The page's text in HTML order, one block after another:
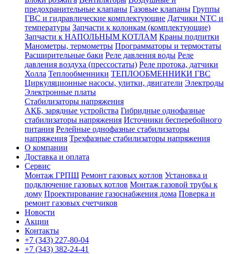
предохранительные клапаны Газовые клапаны Группы
ГВС и гидравлические комплектующие Датчики NTC и
температуры Запчасти к колонкам (комплектующие)
Запчасти к НАПОЛЬНЫМ КОТЛАМ Краны подпитки
Манометры, термометры Программаторы и термостаты
Расширительные баки Реле давления воды Реле
давления воздуха (прессостаты) Реле протока, датчики
Холла Теплообменники ТЕПЛООБМЕННИКИ ГВС
Циркуляционные насосы, улитки, двигатели Электроды
Электронные платы
Стабилизаторы напряжения
АКБ, зарядные устройства Гибридные однофазные
стабилизаторы напряжения Источники бесперебойного
питания Релейные однофазные стабилизаторы
напряжения Трехфазные стабилизаторы напряжения
О компании
Доставка и оплата
Сервис
Монтаж ГРПШ Ремонт газовых котлов Установка и
подключение газовых котлов Монтаж газовой трубы к
дому Проектирование газоснабжения дома Поверка и
ремонт газовых счетчиков
Новости
Акции
Контакты
+7 (343) 227-80-04
+7 (343) 382-24-41